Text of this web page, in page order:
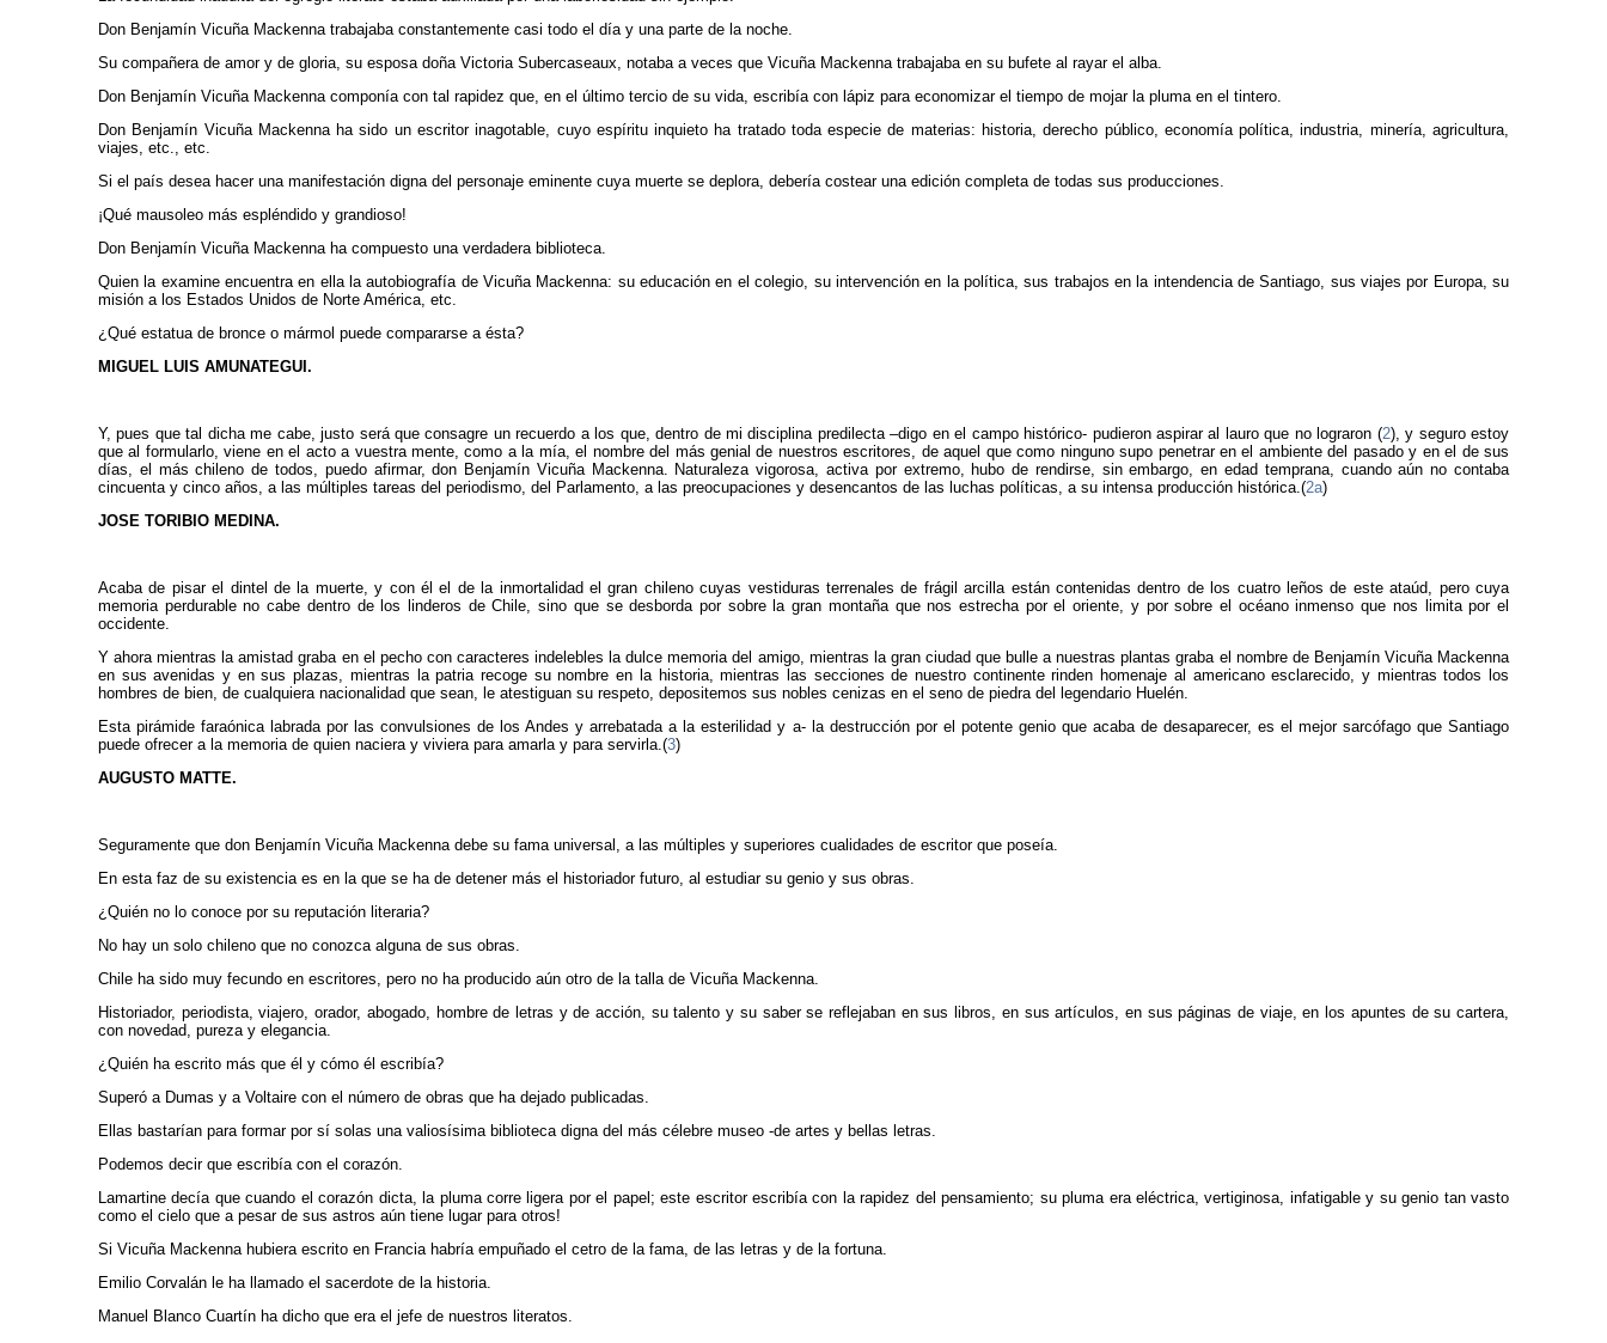
Don Benjamín Vicuña Mackenna trabajaba constantemente casi todo el día y una parte de la noche.
Su compañera de amor y de gloria, su esposa doña Victoria Subercaseaux, notaba a veces que Vicuña Mackenna trabajaba en su bufete al rayar el alba.
Don Benjamín Vicuña Mackenna componía con tal rapidez que, en el último tercio de su vida, escribía con lápiz para economizar el tiempo de mojar la pluma en el tintero.
Don Benjamín Vicuña Mackenna ha sido un escritor inagotable, cuyo espíritu inquieto ha tratado toda especie de materias: historia, derecho público, economía política, industria, minería, agricultura,
viajes, etc., etc.
Si el país desea hacer una manifestación digna del personaje eminente cuya muerte se deplora, debería costear una edición completa de todas sus producciones.
¡Qué mausoleo más espléndido y grandioso!
Don Benjamín Vicuña Mackenna ha compuesto una verdadera biblioteca.
Quien la examine encuentra en ella la autobiografía de Vicuña Mackenna: su educación en el colegio, su intervención en la política, sus trabajos en la intendencia de Santiago, sus viajes por Europa, su
misión a los Estados Unidos de Norte América, etc.
¿Qué estatua de bronce o mármol puede compararse a ésta?
MIGUEL LUIS AMUNATEGUI.
Y, pues que tal dicha me cabe, justo será que consagre un recuerdo a los que, dentro de mi disciplina predilecta –digo en el campo histórico- pudieron aspirar al lauro que no lograron (2), y seguro estoy
que al formularlo, viene en el acto a vuestra mente, como a la mía, el nombre del más genial de nuestros escritores, de aquel que como ninguno supo penetrar en el ambiente del pasado y en el de sus
días, el más chileno de todos, puedo afirmar, don Benjamín Vicuña Mackenna. Naturaleza vigorosa, activa por extremo, hubo de rendirse, sin embargo, en edad temprana, cuando aún no contaba
cincuenta y cinco años, a las múltiples tareas del periodismo, del Parlamento, a las preocupaciones y desencantos de las luchas políticas, a su intensa producción histórica.(2a)
JOSE TORIBIO MEDINA.
Acaba de pisar el dintel de la muerte, y con él el de la inmortalidad el gran chileno cuyas vestiduras terrenales de frágil arcilla están contenidas dentro de los cuatro leños de este ataúd, pero cuya
memoria perdurable no cabe dentro de los linderos de Chile, sino que se desborda por sobre la gran montaña que nos estrecha por el oriente, y por sobre el océano inmenso que nos limita por el
occidente.
Y ahora mientras la amistad graba en el pecho con caracteres indelebles la dulce memoria del amigo, mientras la gran ciudad que bulle a nuestras plantas graba el nombre de Benjamín Vicuña Mackenna
en sus avenidas y en sus plazas, mientras la patria recoge su nombre en la historia, mientras las secciones de nuestro continente rinden homenaje al americano esclarecido, y mientras todos los
hombres de bien, de cualquiera nacionalidad que sean, le atestiguan su respeto, depositemos sus nobles cenizas en el seno de piedra del legendario Huelén.
Esta pirámide faraónica labrada por las convulsiones de los Andes y arrebatada a la esterilidad y a- la destrucción por el potente genio que acaba de desaparecer, es el mejor sarcófago que Santiago
puede ofrecer a la memoria de quien naciera y viviera para amarla y para servirla.(3)
AUGUSTO MATTE.
Seguramente que don Benjamín Vicuña Mackenna debe su fama universal, a las múltiples y superiores cualidades de escritor que poseía.
En esta faz de su existencia es en la que se ha de detener más el historiador futuro, al estudiar su genio y sus obras.
¿Quién no lo conoce por su reputación literaria?
No hay un solo chileno que no conozca alguna de sus obras.
Chile ha sido muy fecundo en escritores, pero no ha producido aún otro de la talla de Vicuña Mackenna.
Historiador, periodista, viajero, orador, abogado, hombre de letras y de acción, su talento y su saber se reflejaban en sus libros, en sus artículos, en sus páginas de viaje, en los apuntes de su cartera,
con novedad, pureza y elegancia.
¿Quién ha escrito más que él y cómo él escribía?
Superó a Dumas y a Voltaire con el número de obras que ha dejado publicadas.
Ellas bastarían para formar por sí solas una valiosísima biblioteca digna del más célebre museo -de artes y bellas letras.
Podemos decir que escribía con el corazón.
Lamartine decía que cuando el corazón dicta, la pluma corre ligera por el papel; este escritor escribía con la rapidez del pensamiento; su pluma era eléctrica, vertiginosa, infatigable y su genio tan vasto
como el cielo que a pesar de sus astros aún tiene lugar para otros!
Si Vicuña Mackenna hubiera escrito en Francia habría empuñado el cetro de la fama, de las letras y de la fortuna.
Emilio Corvalán le ha llamado el sacerdote de la historia.
Manuel Blanco Cuartín ha dicho que era el jefe de nuestros literatos.